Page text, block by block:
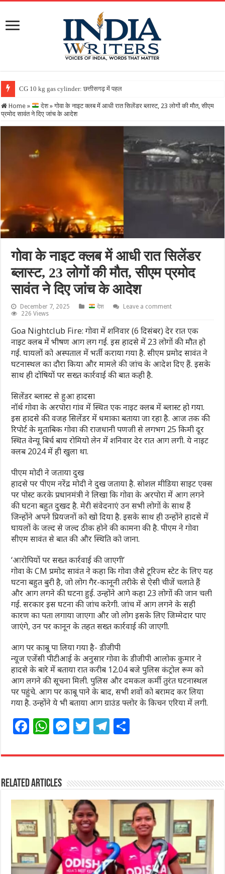
CG 10 kg gas cylinder: छत्तीसगढ़ में पहली बार मिलेगा 10 किलो वाला गैस
Home » देश » गोवा के नाइट क्लब में आधी रात सिलेंडर ब्लास्ट, 23 लोगों की मौत, सीएम
प्रमोद सावंत ने दिए जांच के आदेश
गोवा के नाइट क्लब में आधी रात सिलेंडर
ब्लास्ट, 23 लोगों की मौत, सीएम प्रमोद
सावंत ने दिए जांच के आदेश
December 7, 2025 देश
Leave a comment
226 Views
Goa Nightclub Fire: गोवा में शनिवार (6 दिसंबर) देर रात एक
नाइट क्लब में भीषण आग लग गई. इस हादसे में 23 लोगों की मौत हो
गई. घायलों को अस्पताल में भर्ती कराया गया है. सीएम प्रमोद सावंत ने
घटनास्थल का दौरा किया और मामले की जांच के आदेश दिए हैं. इसके
साथ ही दोषियों पर सख्त कार्रवाई की बात कही है.
सिलेंडर ब्लास्ट से हुआ हादसा
नॉर्थ गोवा के अरपोरा गांव में स्थित एक नाइट क्लब में ब्लास्ट हो गया.
इस हादसे की वजह सिलेंडर में धमाका बताया जा रहा है. आज तक की
रिपोर्ट के मुताबिक गोवा की राजधानी पणजी से लगभग 25 किमी दूर
स्थित वेन्यू बिर्च बाय रोमियो लेन में शनिवार देर रात आग लगी. ये नाइट
क्लब 2024 में ही खुला था.
पीएम मोदी ने जताया दुख
हादसे पर पीएम नरेंद्र मोदी ने दुख जताया है. सोशल मीडिया साइट एक्स
पर पोस्ट करके प्रधानमंत्री ने लिखा कि गोवा के अरपोरा में आग लगने
की घटना बहुत दुखद है. मेरी संवेदनाएं उन सभी लोगों के साथ हैं
जिन्होंने अपने प्रियजनों को खो दिया है. इसके साथ ही उन्होंने हादसे में
घायलों के जल्द से जल्द ठीक होने की कामना की है. पीएम ने गोवा
सीएम सावंत से बात की और स्थिति को जाना.
‘आरोपियों पर सख्त कार्रवाई की जाएगी’
गोवा के CM प्रमोद सावंत ने कहा कि गोवा जैसे टूरिज्म स्टेट के लिए यह
घटना बहुत बुरी है, जो लोग गैर-कानूनी तरीके से ऐसी चीजें चलाते हैं
और आग लगने की घटना हुई. उन्होंने आगे कहा 23 लोगों की जान चली
गई. सरकार इस घटना की जांच करेगी. जांच में आग लगने के सही
कारण का पता लगाया जाएगा और जो लोग इसके लिए जिम्मेदार पाए
जाएंगे, उन पर कानून के तहत सख्त कार्रवाई की जाएगी.
आग पर काबू पा लिया गया है- डीजीपी
न्यूज एजेंसी पीटीआई के अनुसार गोवा के डीजीपी आलोक कुमार ने
हादसे के बारे में बताया रात करीब 12.04 बजे पुलिस कंट्रोल रूम को
आग लगने की सूचना मिली. पुलिस और दमकल कर्मी तुरंत घटनास्थल
पर पहुंचे. आग पर काबू पाने के बाद, सभी शवों को बरामद कर लिया
गया है. उन्होंने ये भी बताया आग ग्राउंड फ्लोर के किचन एरिया में लगी.
F
c
e
b
o
o
k
W
at
s
A
p
p
M
ss
n
g
e
r
T
itt
r
T
e
ra
m
ar
Related Articles